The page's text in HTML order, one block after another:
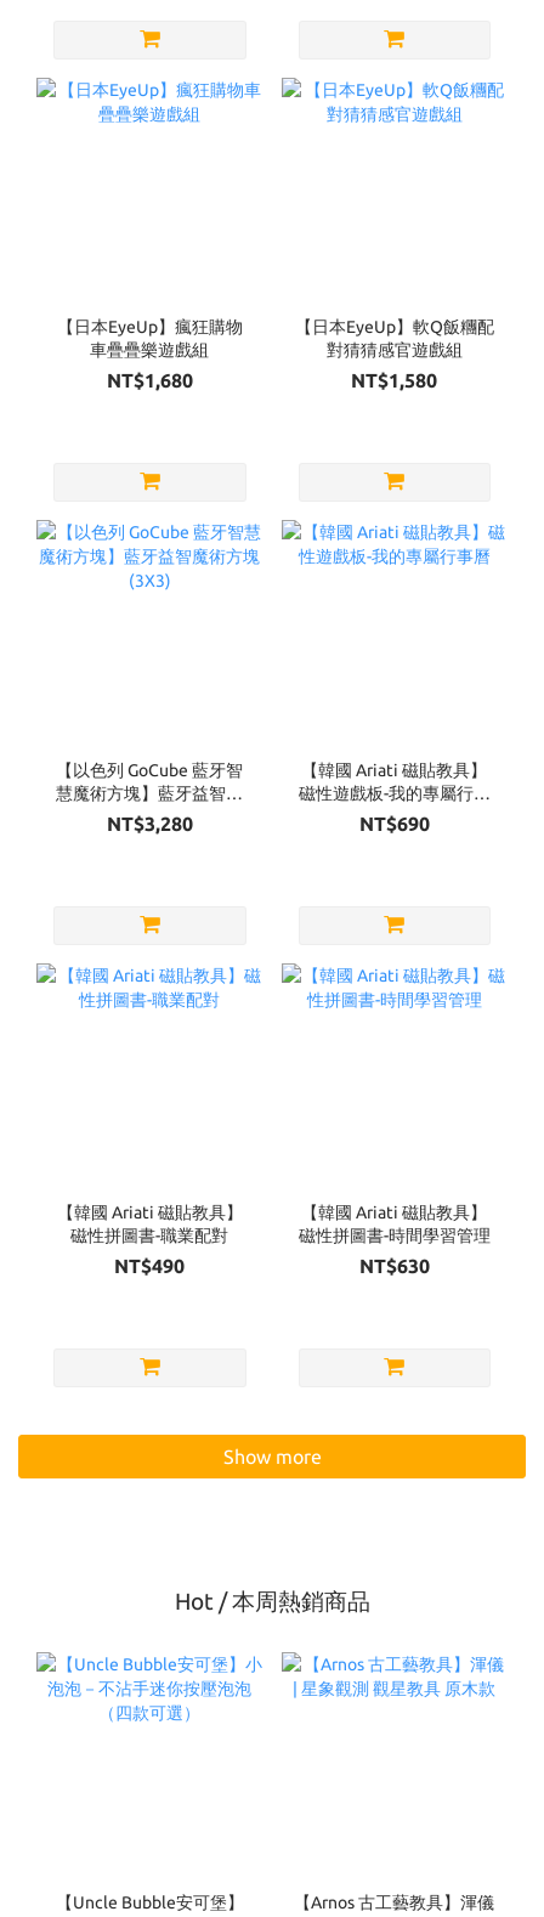
【日本EyeUp】瘋狂購物
車疊疊樂遊戲組
NT$1,680
【日本EyeUp】軟Q飯糰配
對猜猜感官遊戲組
NT$1,580
【以色列 GoCube 藍牙智
慧魔術方塊】藍牙益智魔
術方塊(3X3)
NT$3,280
【韓國 Ariati 磁貼教具】
磁性遊戲板-我的專屬行事
曆
NT$690
【韓國 Ariati 磁貼教具】
磁性拼圖書-職業配對
NT$490
【韓國 Ariati 磁貼教具】
磁性拼圖書-時間學習管理
NT$630
Show more
Hot / 本周熱銷商品
【Uncle Bubble安可堡】
【Arnos 古工藝教具】渾儀